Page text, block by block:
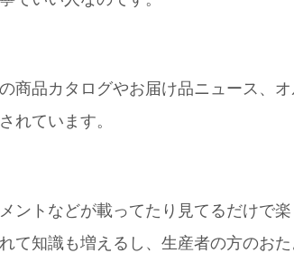
商品カタログやお届け品ニュース、
れています。
ントなどが載ってたり見てるだけで
て知識も増えるし、生産者の方のお